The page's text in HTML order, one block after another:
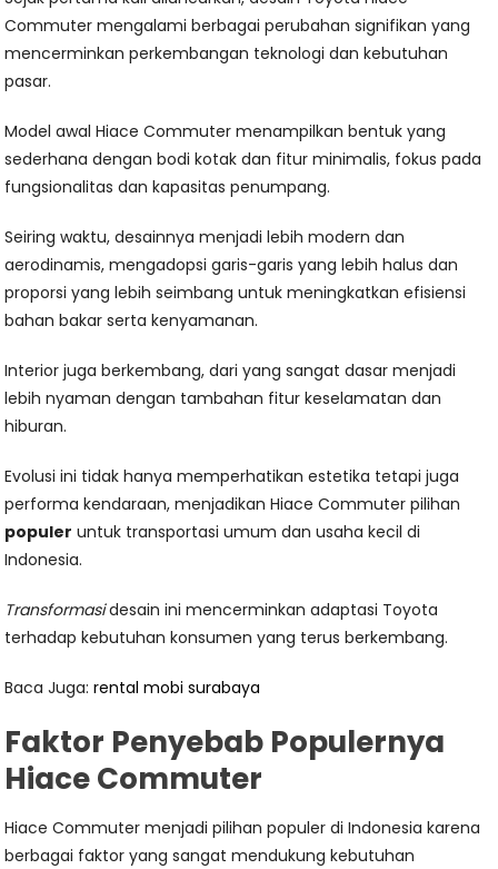
Commuter mengalami berbagai perubahan signifikan yang
mencerminkan perkembangan teknologi dan kebutuhan
pasar.
Model awal Hiace Commuter menampilkan bentuk yang
sederhana dengan bodi kotak dan fitur minimalis, fokus pada
fungsionalitas dan kapasitas penumpang.
Seiring waktu, desainnya menjadi lebih modern dan
aerodinamis, mengadopsi garis-garis yang lebih halus dan
proporsi yang lebih seimbang untuk meningkatkan efisiensi
bahan bakar serta kenyamanan.
Interior juga berkembang, dari yang sangat dasar menjadi
lebih nyaman dengan tambahan fitur keselamatan dan
hiburan.
Evolusi ini tidak hanya memperhatikan estetika tetapi juga
performa kendaraan, menjadikan Hiace Commuter pilihan
populer untuk transportasi umum dan usaha kecil di
Indonesia.
Transformasidesain ini mencerminkan adaptasi Toyota
terhadap kebutuhan konsumen yang terus berkembang.
Baca Juga:rental mobi surabaya
Faktor Penyebab Populernya
Hiace Commuter
Hiace Commuter menjadi pilihan populer di Indonesia karena
berbagai faktor yang sangat mendukung kebutuhan